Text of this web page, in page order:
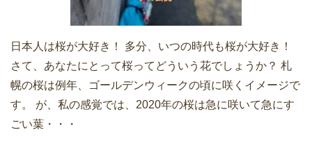
日本人は桜が大好き！ 多分、いつの時代も桜が大好き！
さて、あなたにとって桜ってどういう花でしょうか？ 札
幌の桜は例年、ゴールデンウィークの頃に咲くイメージで
す。 が、私の感覚では、2020年の桜は急に咲いて急にす
ごい葉・・・